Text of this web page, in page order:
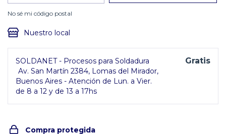
No sé mi código postal
Nuestro local
SOLDANET - Procesos para Soldadura
Av. San Martín 2384, Lomas del Mirador,
Buenos Aires - Atención de Lun. a Vier.
de 8 a 12 y de 13 a 17hs
Gratis
Compra protegida